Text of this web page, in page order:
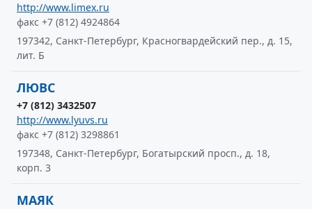
http://www.limex.ru
факс +7 (812) 4924864
197342, Санкт-Петербург, Красногвардейский пер., д. 15,
лит. Б
ЛЮВС
+7 (812) 3432507
http://www.lyuvs.ru
факс +7 (812) 3298861
197348, Санкт-Петербург, Богатырский просп., д. 18,
корп. 3
МАЯК